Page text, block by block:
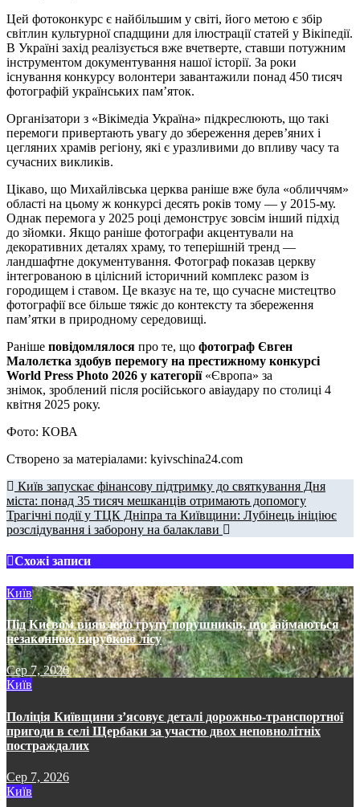
Цей фотоконкурс є найбільшим у світі, його метою є збір
світлин культурної спадщини для ілюстрації статей у Вікіпедії.
В Україні захід реалізується вже вчетверте, ставши потужним
інструментом документування нашої історії. За роки
існування конкурсу волонтери завантажили понад 450 тисяч
фотографій українських пам’яток.
Організатори з «Вікімедіа Україна» підкреслюють, що такі
перемоги привертають увагу до збереження дерев’яних і
цегляних храмів регіону, які є уразливими до впливу часу та
сучасних викликів.
Цікаво, що Михайлівська церква раніше вже була «обличчям»
області на цьому ж конкурсі десять років тому — у 2015-му.
Однак перемога у 2025 році демонструє зовсім інший підхід
до зйомки. Якщо раніше фотографи акцентували на
декоративних деталях храму, то теперішній тренд —
ландшафтне документування. Фотограф показав церкву
інтегрованою в цілісний історичний комплекс разом із
городищем і ставом. Це вказує на те, що сучасне мистецтво
фотографії все більше тяжіє до контексту та збереження
пам’ятки в природному середовищі.
Раніше повідомлялося про те, що фотограф Євген
Малолєтка здобув перемогу на престижному конкурсі
World Press Photo 2026 у категорії«Європа» за
знімок, зроблений після російського авіаудару по столиці 4
квітня 2025 року.
Фото: КОВА
Створено за матеріалами: kyivschina24.com
Навігація
записів
Київ запускає фінансову підтримку до святкування Дня
міста: понад 35 тисяч мешканців отримають допомогу
Трагічні події у ТЦК Дніпра та Київщини: Лубінець ініціює
розслідування і заборону на балаклави
Схожі записи
Київ
Під Києвом виявлено групу порушників, що займаються
незаконною вирубкою лісу
Сер 7, 2026
Київ
Поліція Київщини з’ясовує деталі дорожньо-транспортної
пригоди в селі Щербаки за участю двох неповнолітніх
постраждалих
Сер 7, 2026
Київ